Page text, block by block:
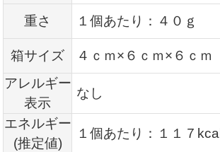
重さ １個あたり：４０ｇ
箱サイズ
４ｃｍ×６ｃｍ×６ｃｍ
アレルギー
表示
なし
エネルギー
(推定値)
１個あたり：１１７kcal